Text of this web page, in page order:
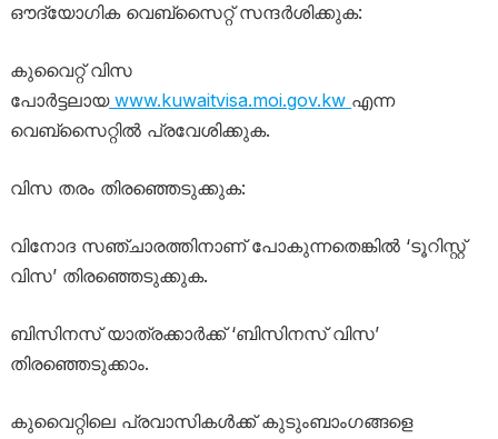
ഔദ്യോഗിക വെബ്സൈറ്റ് സന്ദർശിക്കുക:
കുവൈറ്റ് വിസ
പോർട്ടലായwww.kuwaitvisa.moi.gov.kw എന്ന
വെബ്സൈറ്റിൽ പ്രവേശിക്കുക.
വിസ തരം തിരഞ്ഞെടുക്കുക:
വിനോദ സഞ്ചാരത്തിനാണ് പോകുന്നതെങ്കിൽ ‘ടൂറിസ്റ്റ്
വിസ’ തിരഞ്ഞെടുക്കുക.
ബിസിനസ് യാത്രക്കാർക്ക് ‘ബിസിനസ് വിസ’
തിരഞ്ഞെടുക്കാം.
കുവൈറ്റിലെ പ്രവാസികൾക്ക് കുടുംബാംഗങ്ങളെ